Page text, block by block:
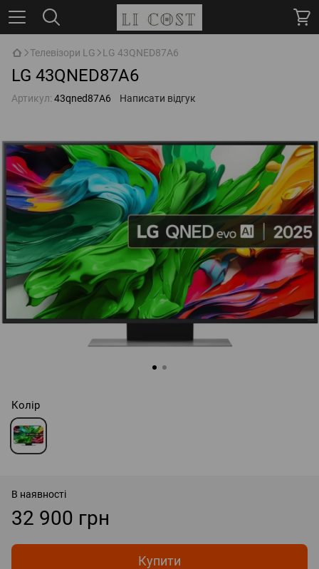
Телевізори LG LG 43QNED87A6
LG 43QNED87A6
Артикул: 43qned87A6 Написати відгук
Колір
В наявності
32 900 грн
Купити